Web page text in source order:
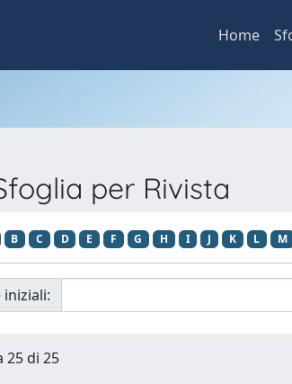
Home
per Rivista
B C D E F G H I J K L M
iniziali:
25 di 25